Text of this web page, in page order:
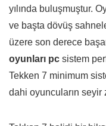
yılında buluşmuştur.
ve başta dövüş
üzere son derece
oyunları pc sistem
Tekken 7 minimum
dahi oyuncuların seyir